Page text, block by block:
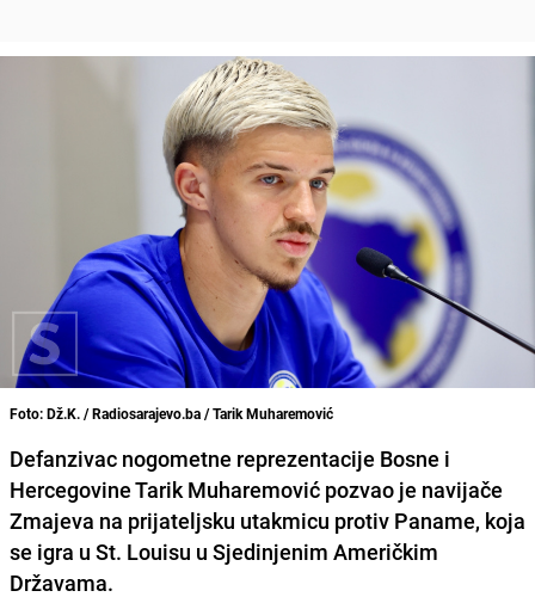
Foto: Dž.K. / Radiosarajevo.ba / Tarik Muharemović
Defanzivac nogometne reprezentacije Bosne i
Hercegovine Tarik Muharemović pozvao je navijače
Zmajeva na prijateljsku utakmicu protiv Paname, koja
se igra u St. Louisu u Sjedinjenim Američkim
Državama.